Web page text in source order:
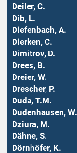
Deiler, C.
Dib, L.
Diefenbach, A.
Dierken, C.
Dimitrov, D.
Drees, B.
Dreier, W.
Drescher, P.
Duda, T.M.
Dudenhausen, W.
Dziura, M.
Dähne, S.
Dörnhöfer, K.